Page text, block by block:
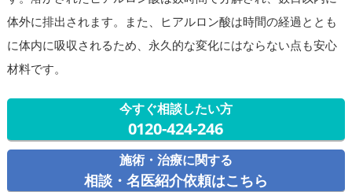
体外に排出されます。また、ヒアルロン酸は時間の経過ととも
に体内に吸収されるため、永久的な変化にはならない点も安心
材料です。
今すぐ相談したい方
0120-424-246
施術・治療に関する
相談・名医紹介依頼はこちら